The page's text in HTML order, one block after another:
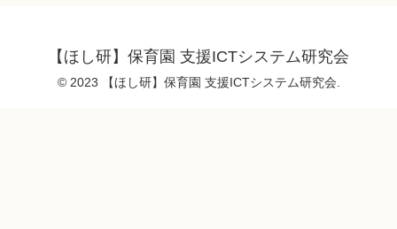
【ほし研】保育園 支援ICTシステム研究会
© 2023 【ほし研】保育園 支援ICTシステム研究会.